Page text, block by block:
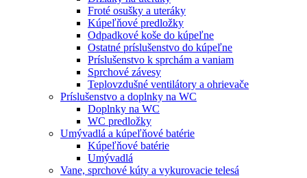
Froté osušky a uteráky
Kúpeľňové predložky
Odpadkové koše do kúpeľne
Ostatné príslušenstvo do kúpeľne
Príslušenstvo k sprchám a vaniam
Sprchové závesy
Teplovzdušné ventilátory a ohrievače
Príslušenstvo a doplnky na WC
Doplnky na WC
WC predložky
Umývadlá a kúpeľňové batérie
Kúpeľňové batérie
Umývadlá
Vane, sprchové kúty a vykurovacie telesá